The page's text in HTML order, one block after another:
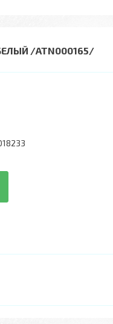
/ATN000165/